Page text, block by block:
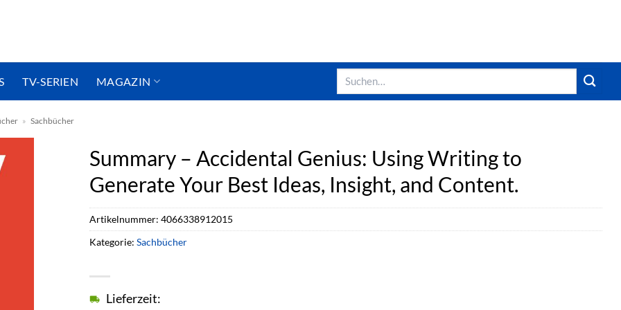
TV-SERIEN MAGAZIN
Suchen
» Sachbücher
Summary – Accidental Genius: Using Writing to
Generate Your Best Ideas, Insight, and Content.
Lieferzeit:
Artikelnummer: 4066338912015
Kategorie: Sachbücher